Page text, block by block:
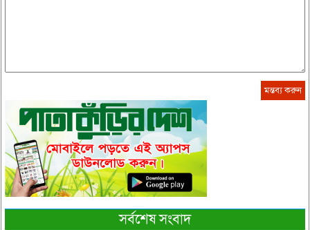
সর্বশেষ সংবাদ